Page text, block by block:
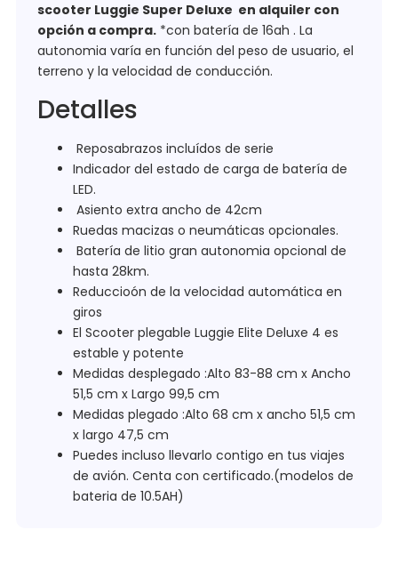
scooter Luggie Super Deluxe en alquiler con
opción a compra. *con batería de 16ah . La
autonomia varía en función del peso de usuario, el
terreno y la velocidad de conducción.
Detalles
Reposabrazos incluídos de serie
Indicador del estado de carga de batería de
LED.
Asiento extra ancho de 42cm
Ruedas macizas o neumáticas opcionales.
Batería de litio gran autonomia opcional de
hasta 28km.
Reduccioón de la velocidad automática en
giros
El Scooter plegable Luggie Elite Deluxe 4 es
estable y potente
Medidas desplegado :Alto 83-88 cm x Ancho
51,5 cm x Largo 99,5 cm
Medidas plegado :Alto 68 cm x ancho 51,5 cm
x largo 47,5 cm
Puedes incluso llevarlo contigo en tus viajes
de avión. Centa con certificado.(modelos de
bateria de 10.5AH)